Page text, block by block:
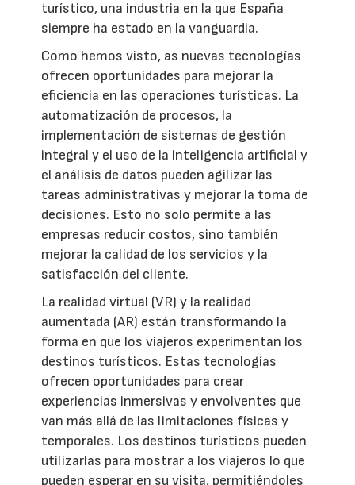
turístico, una industria en la que España
siempre ha estado en la vanguardia.
Como hemos visto, as nuevas tecnologías
ofrecen oportunidades para mejorar la
eficiencia en las operaciones turísticas. La
automatización de procesos, la
implementación de sistemas de gestión
integral y el uso de la inteligencia artificial y
el análisis de datos pueden agilizar las
tareas administrativas y mejorar la toma de
decisiones. Esto no solo permite a las
empresas reducir costos, sino también
mejorar la calidad de los servicios y la
satisfacción del cliente.
La realidad virtual (VR) y la realidad
aumentada (AR) están transformando la
forma en que los viajeros experimentan los
destinos turísticos. Estas tecnologías
ofrecen oportunidades para crear
experiencias inmersivas y envolventes que
van más allá de las limitaciones físicas y
temporales. Los destinos turísticos pueden
utilizarlas para mostrar a los viajeros lo que
pueden esperar en su visita, permitiéndoles